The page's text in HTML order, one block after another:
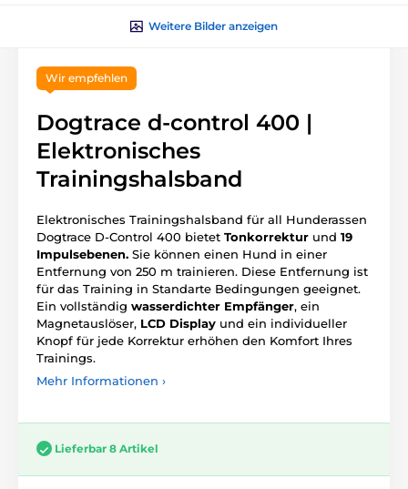
Weitere Bilder anzeigen
Wir empfehlen
Dogtrace d-control 400 |
Elektronisches
Trainingshalsband
Elektronisches Trainingshalsband für all Hunderassen
Dogtrace D-Control 400 bietet Tonkorrektur und 19
Impulsebenen. Sie können einen Hund in einer
Entfernung von 250 m trainieren. Diese Entfernung ist
für das Training in Standarte Bedingungen geeignet.
Ein vollständig wasserdichter Empfänger, ein
Magnetauslöser, LCD Display und ein individueller
Knopf für jede Korrektur erhöhen den Komfort Ihres
Trainings.
Mehr Informationen ›
Lieferbar 8 Artikel